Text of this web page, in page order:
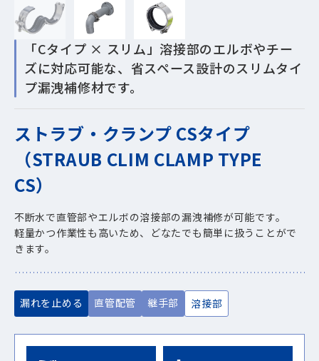
「Cタイプ × スリム」溶接部のエルボやチー
ズに対応可能な、省スペース設計のスリムタイ
プ漏洩補修材です。
ストラブ・クランプ CSタイプ
（STRAUB CLIM CLAMP TYPE
CS）
不断水で直管部やエルボの溶接部の漏洩補修が可能です。
軽量かつ作業性も高いため、どなたでも簡単に扱うことがで
きます。
漏れを止める 直管配管 継手部 溶接部